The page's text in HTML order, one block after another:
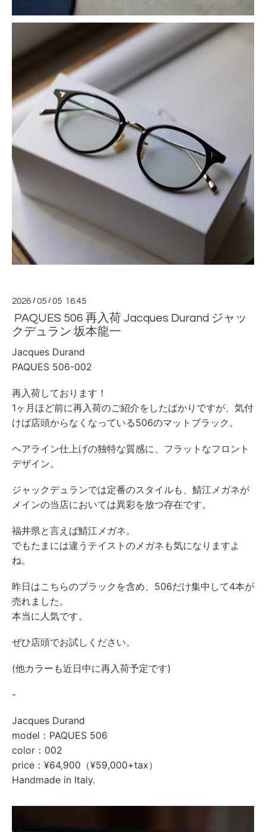
2026 /05 /05 16:45
PAQUES 506 再入荷 Jacques Durand ジャッ
クデュラン 坂本龍一
Jacques Durand
PAQUES 506-002
再入荷しております！
1ヶ月ほど前に再入荷のご紹介をしたばかりですが、気付
けば店頭からなくなっている506のマットブラック。
ヘアライン仕上げの独特な質感に、フラットなフロント
デザイン。
ジャックデュランでは定番のスタイルも、鯖江メガネが
メインの当店においては異彩を放つ存在です。
福井県と言えば鯖江メガネ。
でもたまには違うテイストのメガネも気になりますよ
ね。
昨日はこちらのブラックを含め、506だけ集中して4本が
売れました。
本当に人気です。
ぜひ店頭でお試しください。
(他カラーも近日中に再入荷予定です)
-
Jacques Durand
model：PAQUES 506
color：002
price：¥64,900（¥59,000+tax）
Handmade in Italy.